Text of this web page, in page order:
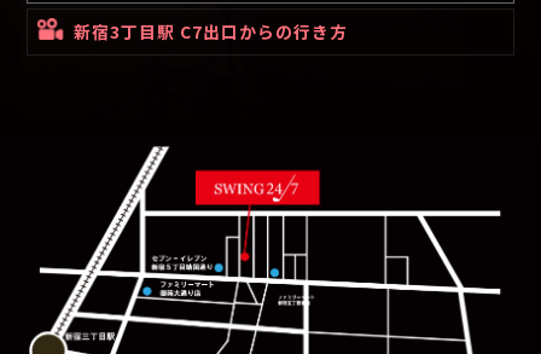
新宿3丁目駅 C7出口からの行き方